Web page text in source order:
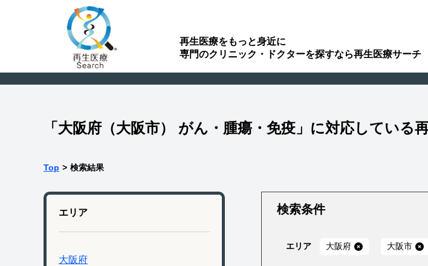
再生医療をもっと身近に
専門のクリニック・ドクターを探すなら再生医療サーチ
「大阪府（大阪市） がん・腫瘍・免疫」に対応している
Top > 検索結果
エリア
大阪府
検索条件
エリア 大阪府 大阪市